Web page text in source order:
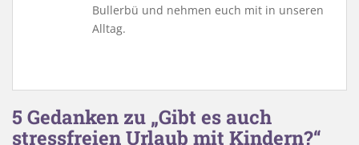
Bullerbü und nehmen euch mit in unseren
Alltag.
5 Gedanken zu „Gibt es auch
stressfreien Urlaub mit Kindern?“